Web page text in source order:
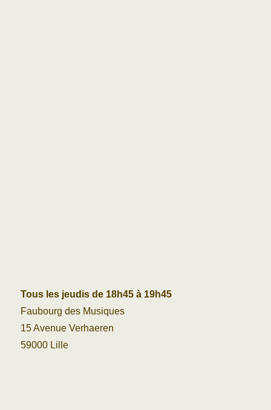
Tous les jeudis de 18h45 à 19h45
Faubourg des Musiques
15 Avenue Verhaeren
59000 Lille